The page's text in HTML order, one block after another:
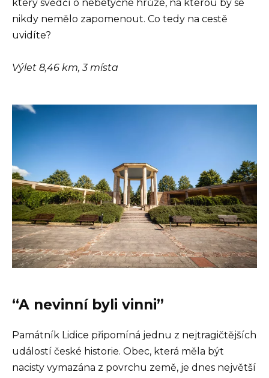
který svědčí o nebetyčné hrůze, na kterou by se
nikdy nemělo zapomenout. Co tedy na cestě
uvidíte?
Výlet 8,46 km, 3 místa
“A nevinní byli vinni”
Památník Lidice připomíná jednu z nejtragičtějších
událostí české historie. Obec, která měla být
nacisty vymazána z povrchu země, je dnes největší